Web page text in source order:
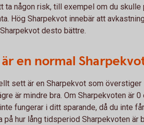
ta någon risk, till exempel om du
Hög Sharpekvot innebär att
desto bättre.
är en normal
sett är en Sharpekvot som överstiger
är mindre bra. Om Sharpekvoten är
fungerar i ditt sparande, då du inte
på hur lång tidsperiod Sharpekvoten är